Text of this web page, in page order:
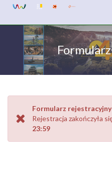
Formularz
Rejestracja zakończyła
23:59